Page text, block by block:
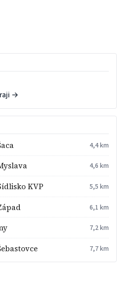
→
4,4 km
4,6 km
KVP 5,5 km
6,1 km
7,2 km
7,7 km